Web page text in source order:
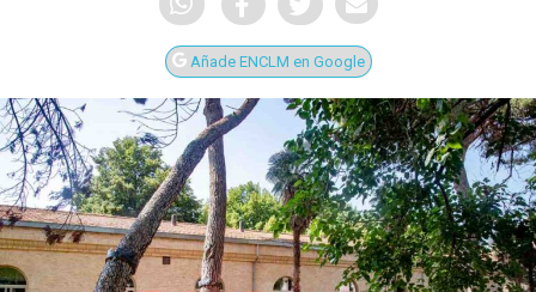
Añade ENCLM en Google